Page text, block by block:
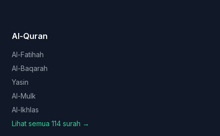
Al-Quran
Al-Fatihah
Al-Baqarah
Yasin
Al-Mulk
Al-Ikhlas
Lihat semua 114 surah →